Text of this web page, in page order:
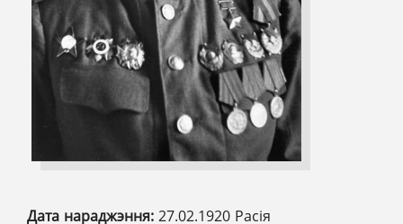
Дата нараджэння: 27.02.1920 Расія